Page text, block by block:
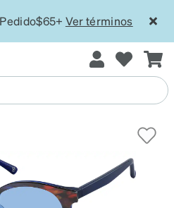
Pedido$65+ Ver términos